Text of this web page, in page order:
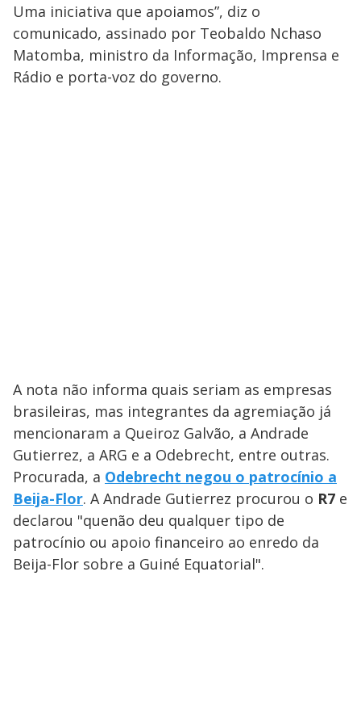
Uma iniciativa que apoiamos”, diz o
comunicado, assinado por Teobaldo Nchaso
Matomba, ministro da Informação, Imprensa e
Rádio e porta-voz do governo.
A nota não informa quais seriam as empresas
brasileiras, mas integrantes da agremiação já
mencionaram a Queiroz Galvão, a Andrade
Gutierrez, a ARG e a Odebrecht, entre outras.
Procurada, a Odebrecht negou o patrocínio a
Beija-Flor. A Andrade Gutierrez procurou o R7 e
declarou "quenão deu qualquer tipo de
patrocínio ou apoio financeiro ao enredo da
Beija-Flor sobre a Guiné Equatorial".